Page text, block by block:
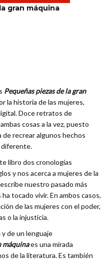
gran máquina
Pequeñas piezas de la gran
la historia de las mujeres,
Doce retratos de
cosas a la vez, puesto
de recrear algunos hechos
diferente.
libro dos cronologías
y nos acerca a mujeres de la
nuestro pasado más
tocado vivir. En ambos casos,
de las mujeres con el poder,
o la injusticia.
de un lenguaje
máquinaes una mirada
de la literatura. Es también